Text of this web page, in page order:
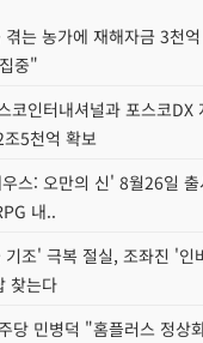
는 농가에 재해자금 3천
중"
코인터내셔널과 포스코DX
5천억 확보
스: 오만의 신' 8월26일 출
내..
조' 극복 절실, 조좌진 '인
찾는다
당 민병덕 "홈플러스 정상